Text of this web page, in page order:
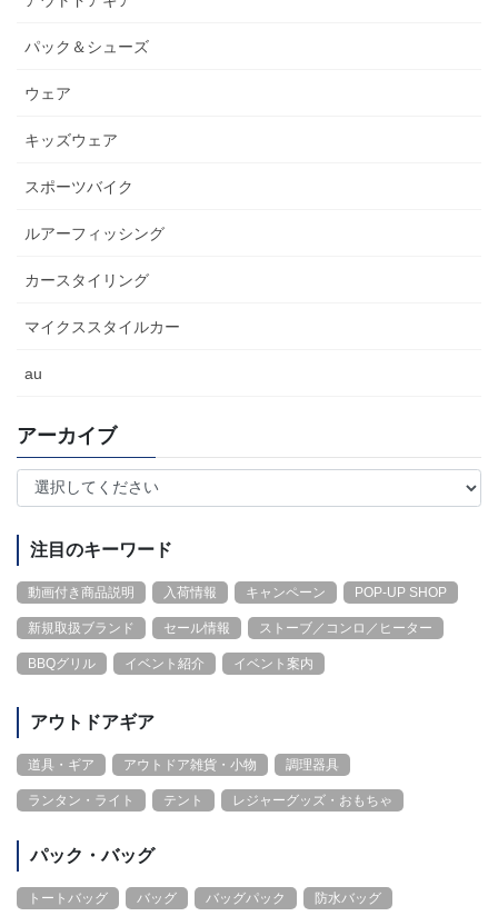
パック＆シューズ
ウェア
キッズウェア
スポーツバイク
ルアーフィッシング
カースタイリング
マイクススタイルカー
au
アーカイブ
注目のキーワード
動画付き商品説明 入荷情報 キャンペーン POP-UP SHOP
新規取扱ブランド セール情報 ストーブ／コンロ／ヒーター
BBQグリル イベント紹介 イベント案内
アウトドアギア
道具・ギア アウトドア雑貨・小物 調理器具
ランタン・ライト テント レジャーグッズ・おもちゃ
パック・バッグ
トートバッグ バッグ バッグパック 防水バッグ